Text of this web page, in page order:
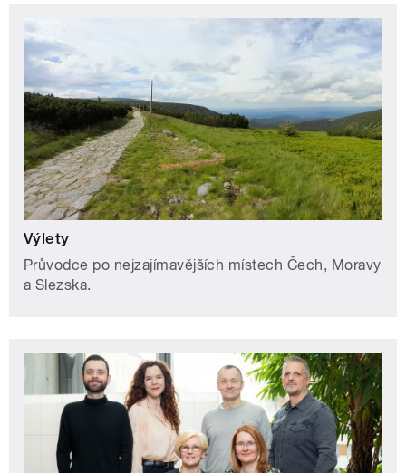
Výlety
Průvodce po nejzajímavějších místech Čech, Moravy
a Slezska.